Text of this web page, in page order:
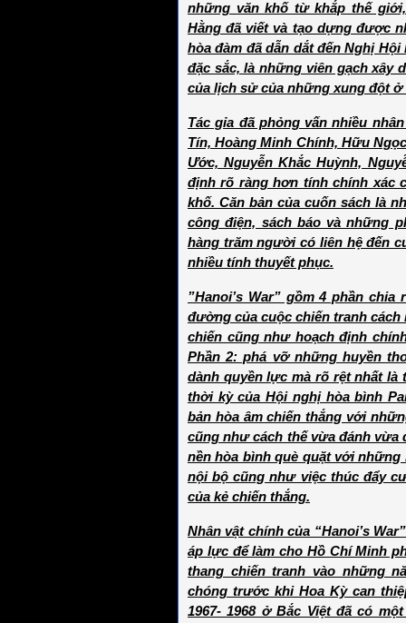
những văn khố từ khắp thế
Hằng đã viết và tạo dựng được
hòa đàm đã dẫn dắt đến Nghị
đặc sắc, là những viên gạch xây
của lịch sử của những xung đột ở
Tác gỉa đã phỏng vấn nhiều
Tín, Hoàng Minh Chính, Hữu
Ước, Nguyễn Khắc Huỳnh,
định rõ ràng hơn tính chính xác
khố. Căn bản của cuốn sách là
công điện, sách báo và những
hàng trăm người có liên hệ đến
nhiều tính thuyết phục.
”Hanoi’s War” gồm 4 phần
đường của cuộc chiến tranh cách
chiến cũng như hoạch định
Phần 2: phá vỡ những huyền
dành quyền lực mà rõ rệt nhất là
thời kỳ của Hội nghị hòa bình
bản hòa âm chiến thắng với
cũng như cách thế vừa đánh vừa
nền hòa bình què quặt với
nội bộ cũng như việc thúc đẩy
của kẻ chiến thắng.
Nhân vật chính của “Hanoi’s
áp lực để làm cho Hồ Chí Minh
thang chiến tranh vào những
chóng trước khi Hoa Kỳ can
1967- 1968 ở Bắc Việt đã có